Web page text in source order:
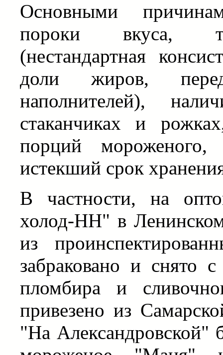
Основными
пороки вкуса,
(нестандартная
доли жиров,
наполнителей),
стаканчиках и
порций мороженого,
истекший срок
В частности, на
холод-НН" в
из
забраковано и снято
пломбира и
привезено из
"На Александровской"